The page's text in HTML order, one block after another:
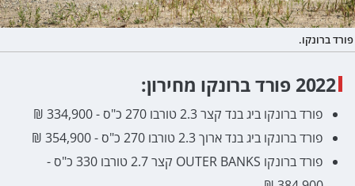
פורד ברונקו.
2022 פורד ברונקו מחירון:
פורד ברונקו ביג בנד קצר 2.3 טורבו 270 כ"ס - 334,900 ₪
פורד ברונקו ביג בנד ארוך 2.3 טורבו 270 כ"ס - 354,900 ₪
פורד ברונקו OUTER BANKS קצר 2.7 טורבו 330 כ"ס -